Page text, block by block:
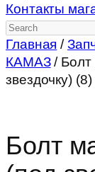
Контакты
Search
Главная /
КАМАЗ/ Болт
звездочку) (8)
Болт